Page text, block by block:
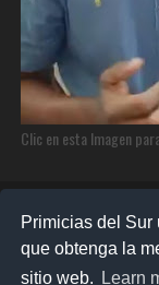
Primicias del
que obtenga la
sitio web.
Learn
Clic en esta Imagen
©2025 PRIMICIAS DEL